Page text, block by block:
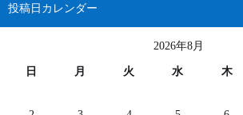
投稿日カレンダー
2026年8月
日 月 火 水 木